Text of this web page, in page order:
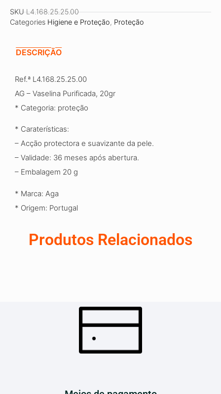
SKUL4.168.25.25.00
Categories Higiene e Proteção, Proteção
DESCRIÇÃO
Ref.ª L4.168.25.25.00
AG – Vaselina Purificada, 20gr
* Categoria: proteção
* Caraterísticas:
– Acção protectora e suavizante da pele.
– Validade: 36 meses após abertura.
– Embalagem 20 g
* Marca: Aga
* Origem: Portugal
Produtos Relacionados